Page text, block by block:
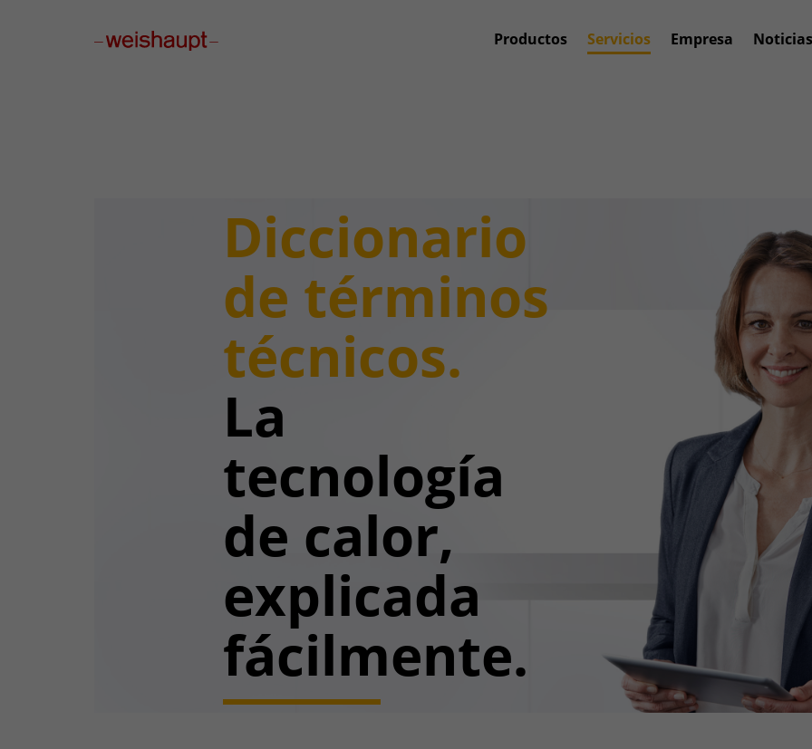
Productos Servicios Empresa Noticias
Diccionario
de términos
técnicos.
La
tecnología
de calor,
explicada
fácilmente.